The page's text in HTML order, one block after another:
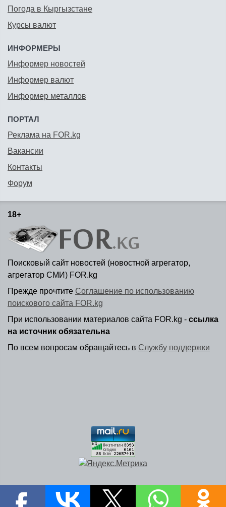
Погода в Кыргызстане
Курсы валют
ИНФОРМЕРЫ
Информер новостей
Информер валют
Информер металлов
ПОРТАЛ
Реклама на FOR.kg
Вакансии
Контакты
Форум
18+
Поисковый сайт новостей (новостной агрегатор,
агрегатор СМИ) FOR.kg
Прежде прочтите Соглашение по использованию
поискового сайта FOR.kg
При использовании материалов сайта FOR.kg - ссылка
на источник обязательна
По всем вопросам обращайтесь в Службу поддержки